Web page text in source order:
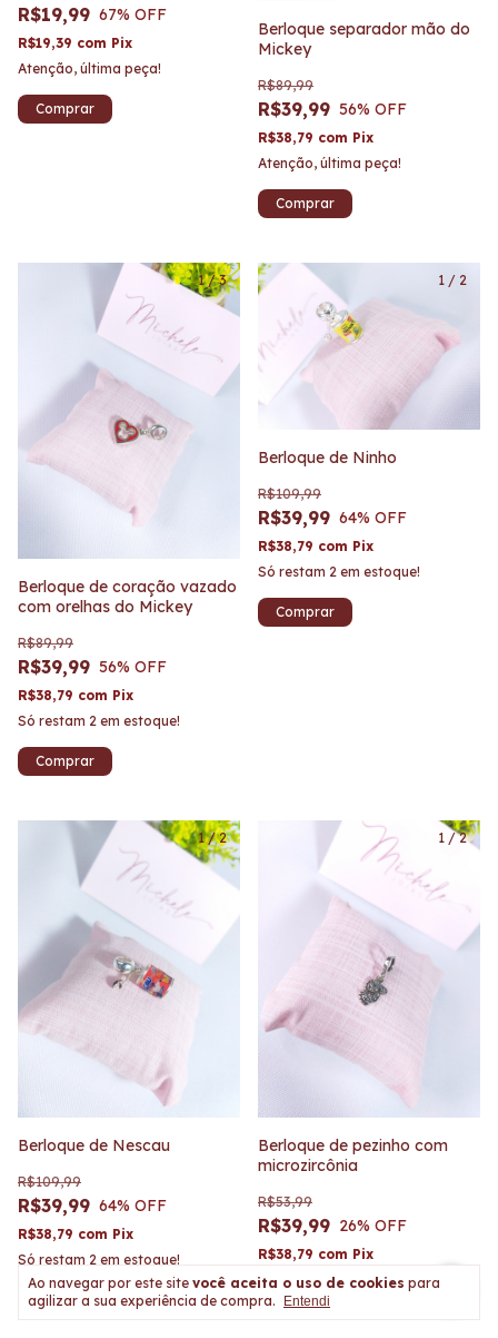
Ao navegar por este site você aceita o uso de cookies para
agilizar a sua experiência de compra.
Entendi
R$19,99 67% OFF
R$19,39 com Pix
Atenção, última peça!
Berloque separador mão do
Mickey
R$39,99
R$89,99
56% OFF
R$38,79 com Pix
Atenção, última peça!
1/3
Berloque de coração vazado
com orelhas do Mickey
R$39,99
R$89,99
56% OFF
R$38,79 com Pix
Só restam 2 em estoque!
1 / 2
Berloque de Ninho
R$39,99
R$109,99
64% OFF
R$38,79 com Pix
Só restam 2 em estoque!
1/2
Berloque de Nescau
R$39,99
R$109,99
64% OFF
R$38,79 com Pix
Só restam 2 em estoque!
1 /2
Berloque de pezinho com
microzircônia
R$39,99
R$53,99
26% OFF
R$38,79 com Pix